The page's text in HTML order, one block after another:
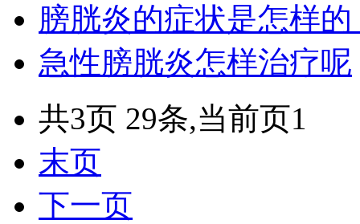
膀胱炎的症状是怎样的
急性膀胱炎怎样治疗呢
共3页 29条,当前页1
末页
下一页